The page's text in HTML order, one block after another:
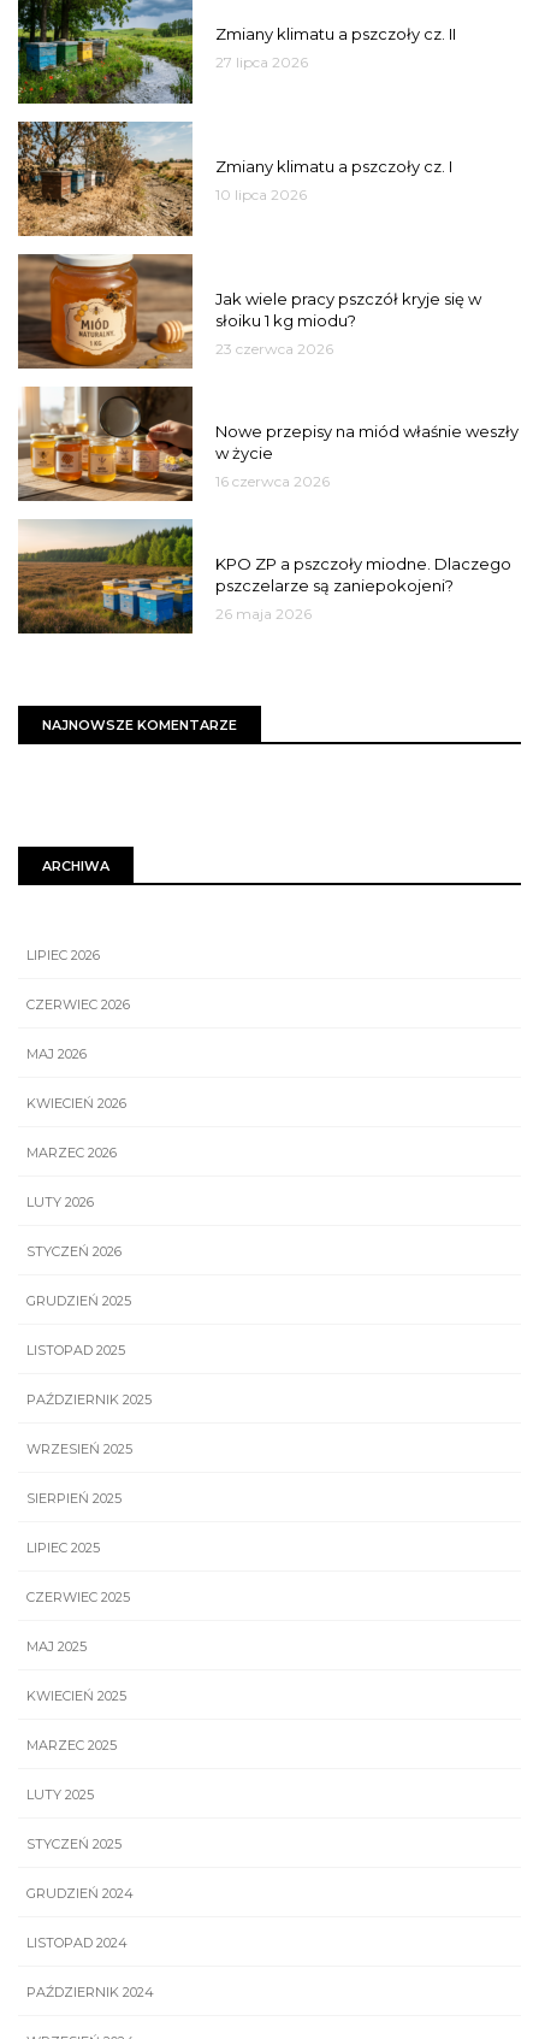
Zmiany klimatu a pszczoły cz. II
27 lipca 2026
Zmiany klimatu a pszczoły cz. I
10 lipca 2026
Jak wiele pracy pszczół kryje się w
słoiku 1 kg miodu?
23 czerwca 2026
Nowe przepisy na miód właśnie weszły
w życie
16 czerwca 2026
KPO ZP a pszczoły miodne. Dlaczego
pszczelarze są zaniepokojeni?
26 maja 2026
NAJNOWSZE KOMENTARZE
ARCHIWA
LIPIEC 2026
CZERWIEC 2026
MAJ 2026
KWIECIEŃ 2026
MARZEC 2026
LUTY 2026
STYCZEŃ 2026
GRUDZIEŃ 2025
LISTOPAD 2025
PAŹDZIERNIK 2025
WRZESIEŃ 2025
SIERPIEŃ 2025
LIPIEC 2025
CZERWIEC 2025
MAJ 2025
KWIECIEŃ 2025
MARZEC 2025
LUTY 2025
STYCZEŃ 2025
GRUDZIEŃ 2024
LISTOPAD 2024
PAŹDZIERNIK 2024